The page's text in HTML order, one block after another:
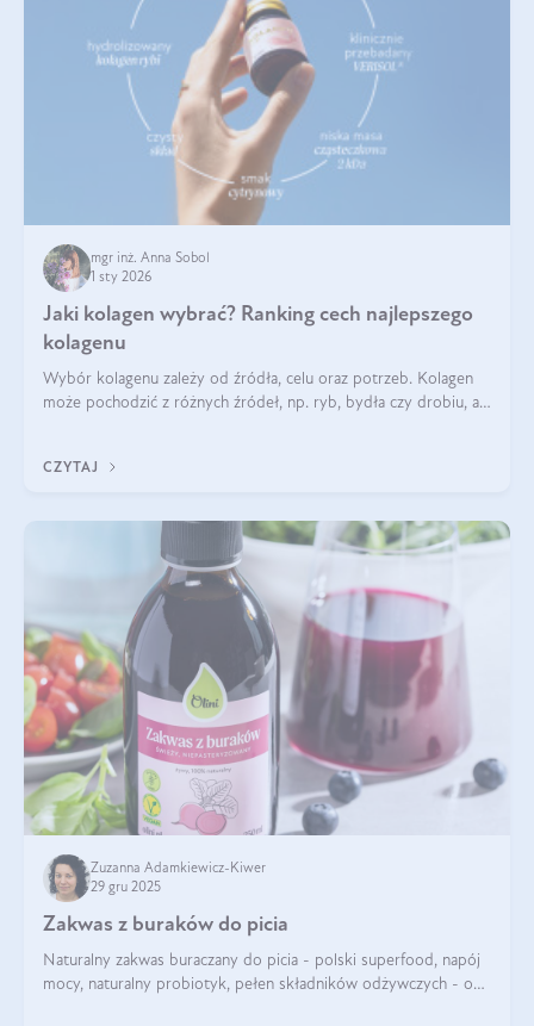
mgr inż. Anna Sobol
1 sty 2026
Jaki kolagen wybrać? Ranking cech najlepszego
kolagenu
Wybór kolagenu zależy od źródła, celu oraz potrzeb. Kolagen
może pochodzić z różnych źródeł, np. ryb, bydła czy drobiu, a
bydlęcy.
CZYTAJ
Zuzanna Adamkiewicz-Kiwer
29 gru 2025
Zakwas z buraków do picia
Naturalny zakwas buraczany do picia - polski superfood, napój
mocy, naturalny probiotyk, pełen składników odżywczych - o